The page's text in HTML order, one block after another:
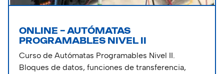
ONLINE – AUTÓMATAS
PROGRAMABLES NIVEL II
Curso de Autómatas Programables Nivel II.
Bloques de datos, funciones de transferencia,